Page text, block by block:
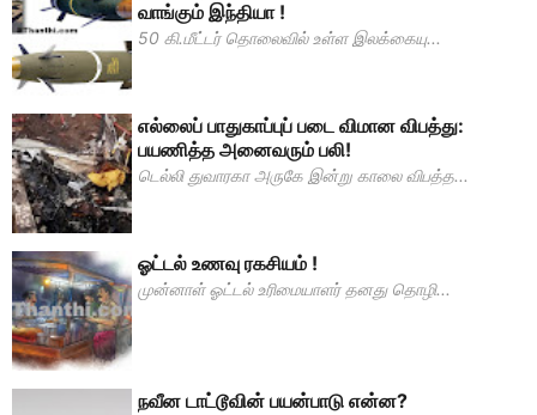
வாங்கும் இந்தியா !
50 கி.மீட்டர் தொலைவில் உள்ள இலக்கையு...
எல்லைப் பாதுகாப்புப் படை விமான விபத்து:
பயணித்த அனைவரும் பலி!
டெல்லி துவாரகா அருகே இன்று காலை விபத்த...
ஓட்டல் உணவு ரகசியம் !
முன்னாள் ஓட்டல் உரிமையாளர் தனது தொழி...
நவீன டாட்டூவின் பயன்பாடு என்ன?